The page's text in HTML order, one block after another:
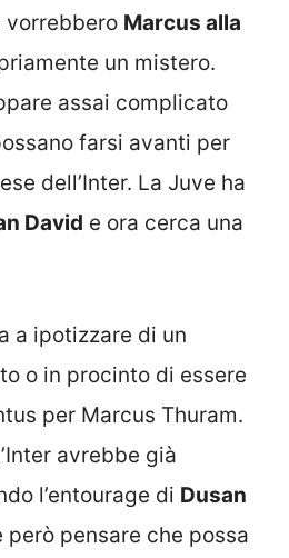
vorrebbero Marcus alla
un mistero.
assai complicato
farsi avanti per
dell’Inter. La Juve ha
David e ora cerca una
a ipotizzare di un
o in procinto di essere
per Marcus Thuram.
avrebbe già
l’entourage di Dusan
però pensare che possa